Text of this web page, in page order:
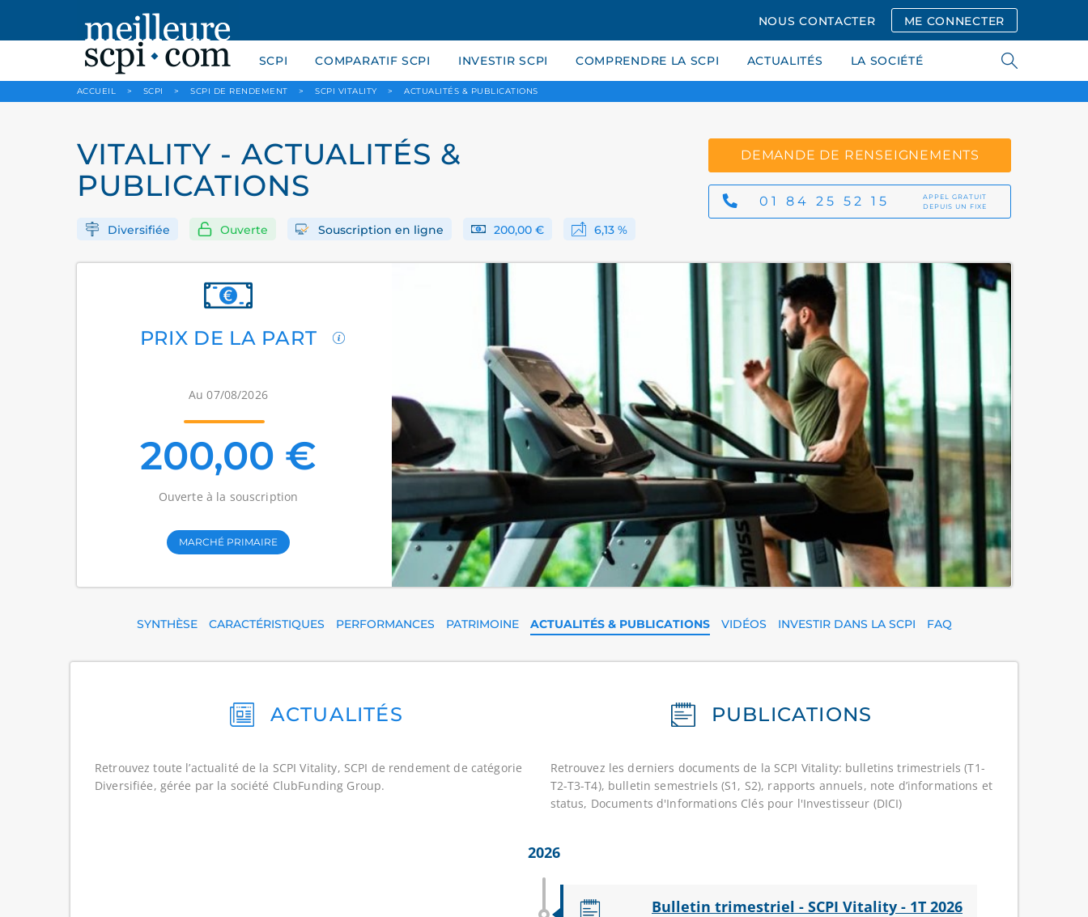
NOUS CONTACTER ME CONNECTER
SCPI COMPARATIF SCPI INVESTIR SCPI COMPRENDRE LA SCPI ACTUALITÉS LA SOCIÉTÉ
ACCUEIL > SCPI > SCPI DE RENDEMENT > SCPI VITALITY > ACTUALITÉS & PUBLICATIONS
VITALITY - ACTUALITÉS &
PUBLICATIONS
Diversifiée Ouverte Souscription en ligne 200,00 € 6,13 %
DEMANDE DE RENSEIGNEMENTS
01 84 25 52 15
APPEL GRATUIT
DEPUIS UN FIXE
PRIX DE LA PART
Au 07/08/2026
200,00 €
Ouverte à la souscription
MARCHÉ PRIMAIRE
SYNTHÈSE CARACTÉRISTIQUES PERFORMANCES PATRIMOINE ACTUALITÉS & PUBLICATIONS VIDÉOS INVESTIR DANS LA SCPI FAQ
ACTUALITÉS
Retrouvez toute l’actualité de la SCPI Vitality, SCPI de rendement de catégorie
Diversifiée, gérée par la société ClubFunding Group.
PUBLICATIONS
Retrouvez les derniers documents de la SCPI Vitality: bulletins trimestriels (T1-
T2-T3-T4), bulletin semestriels (S1, S2), rapports annuels, note d’informations et
status, Documents d'Informations Clés pour l'Investisseur (DICI)
2026
Bulletin trimestriel - SCPI Vitality - 1T 2026